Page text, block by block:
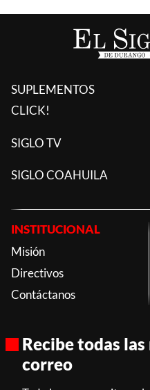
SUPLEMENTOS
CLICK!
SIGLO TV
SIGLO COAHUILA
INSTITUCIONAL
Misión
Directivos
Contáctanos
Recibe todas
correo